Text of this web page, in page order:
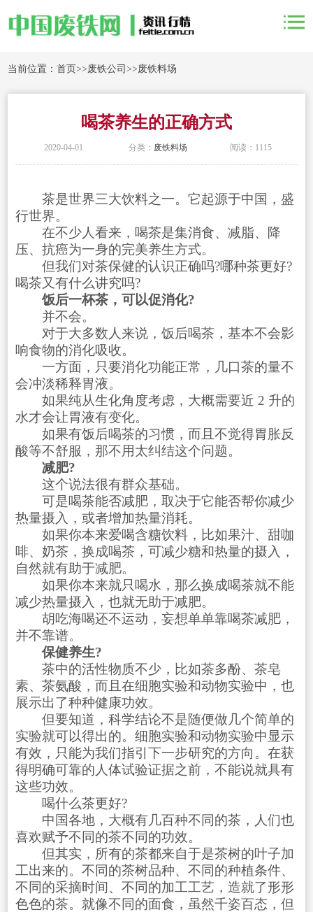
当前位置：首页>>废铁公司>>废铁料场
喝茶养生的正确方式
2020-04-01 分类： 废铁料场 阅读：1115
茶是世界三大饮料之一。它起源于中国，盛
行世界。
在不少人看来，喝茶是集消食、减脂、降
压、抗癌为一身的完美养生方式。
但我们对茶保健的认识正确吗?哪种茶更好?
喝茶又有什么讲究吗?
饭后一杯茶，可以促消化?
并不会。
对于大多数人来说，饭后喝茶，基本不会影
响食物的消化吸收。
一方面，只要消化功能正常，几口茶的量不
会冲淡稀释胃液。
如果纯从生化角度考虑，大概需要近 2 升的
水才会让胃液有变化。
如果有饭后喝茶的习惯，而且不觉得胃胀反
酸等不舒服，那不用太纠结这个问题。
减肥?
这个说法很有群众基础。
可是喝茶能否减肥，取决于它能否帮你减少
热量摄入，或者增加热量消耗。
如果你本来爱喝含糖饮料，比如果汁、甜咖
啡、奶茶，换成喝茶，可减少糖和热量的摄入，
自然就有助于减肥。
如果你本来就只喝水，那么换成喝茶就不能
减少热量摄入，也就无助于减肥。
胡吃海喝还不运动，妄想单单靠喝茶减肥，
并不靠谱。
保健养生?
茶中的活性物质不少，比如茶多酚、茶皂
素、茶氨酸，而且在细胞实验和动物实验中，也
展示出了种种健康功效。
但要知道，科学结论不是随便做几个简单的
实验就可以得出的。细胞实验和动物实验中显示
有效，只能为我们指引下一步研究的方向。在获
得明确可靠的人体试验证据之前，不能说就具有
这些功效。
喝什么茶更好?
中国各地，大概有几百种不同的茶，人们也
喜欢赋予不同的茶不同的功效。
但其实，所有的茶都来自于是茶树的叶子加
工出来的。不同的茶树品种、不同的种植条件、
不同的采摘时间、不同的加工工艺，造就了形形
色色的茶。就像不同的面食，虽然千姿百态，但